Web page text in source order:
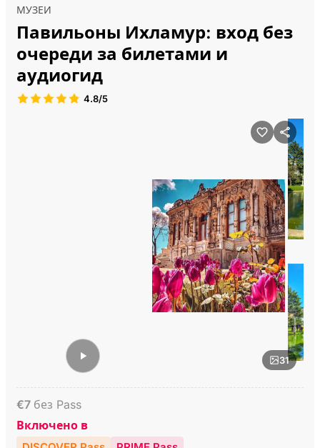
31
МУЗЕИ
Павильоны Ихламур: вход без
очереди за билетами и
аудиогид
4.8/5
€7 без Pass
Включено в